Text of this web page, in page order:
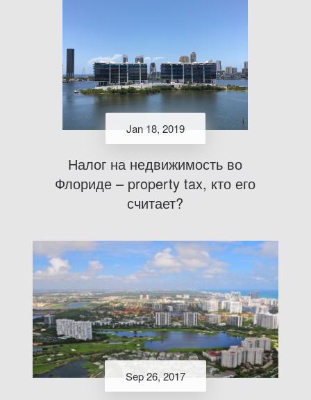
Jan 18, 2019
Налог на недвижимость во
Флориде – property tax, кто его
считает?
Sep 26, 2017